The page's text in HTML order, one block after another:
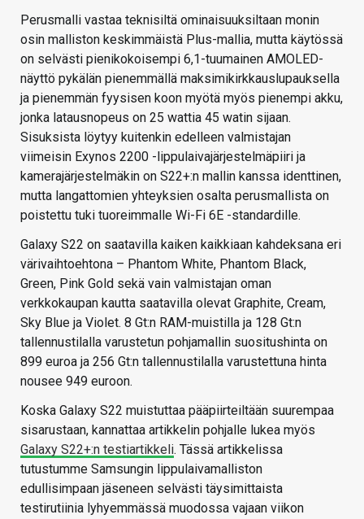
Perusmalli vastaa teknisiltä ominaisuuksiltaan monin
osin malliston keskimmäistä Plus-mallia, mutta käytössä
on selvästi pienikokoisempi 6,1-tuumainen AMOLED-
näyttö pykälän pienemmällä maksimikirkkauslupauksella
ja pienemmän fyysisen koon myötä myös pienempi akku,
jonka latausnopeus on 25 wattia 45 watin sijaan.
Sisuksista löytyy kuitenkin edelleen valmistajan
viimeisin Exynos 2200 -lippulaivajärjestelmäpiiri ja
kamerajärjestelmäkin on S22+:n mallin kanssa identtinen,
mutta langattomien yhteyksien osalta perusmallista on
poistettu tuki tuoreimmalle Wi-Fi 6E -standardille.
Galaxy S22 on saatavilla kaiken kaikkiaan kahdeksana eri
värivaihtoehtona – Phantom White, Phantom Black,
Green, Pink Gold sekä vain valmistajan oman
verkkokaupan kautta saatavilla olevat Graphite, Cream,
Sky Blue ja Violet. 8 Gt:n RAM-muistilla ja 128 Gt:n
tallennustilalla varustetun pohjamallin suositushinta on
899 euroa ja 256 Gt:n tallennustilalla varustettuna hinta
nousee 949 euroon.
Koska Galaxy S22 muistuttaa pääpiirteiltään suurempaa
sisarustaan, kannattaa artikkelin pohjalle lukea myös
Galaxy S22+:n testiartikkeli. Tässä artikkelissa
tutustumme Samsungin lippulaivamalliston
edullisimpaan jäseneen selvästi täysimittaista
testirutiinia lyhyemmässä muodossa vajaan viikon